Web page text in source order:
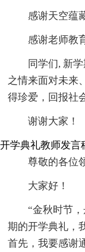
感谢天空蕴
感谢老师教
同学们, 新
之情来面对未来
得珍爱，回报社
谢谢大家！
开学典礼教师发言
尊敬的各位
大家好！
“金秋时节
期的开学典礼，
首先，我要感谢